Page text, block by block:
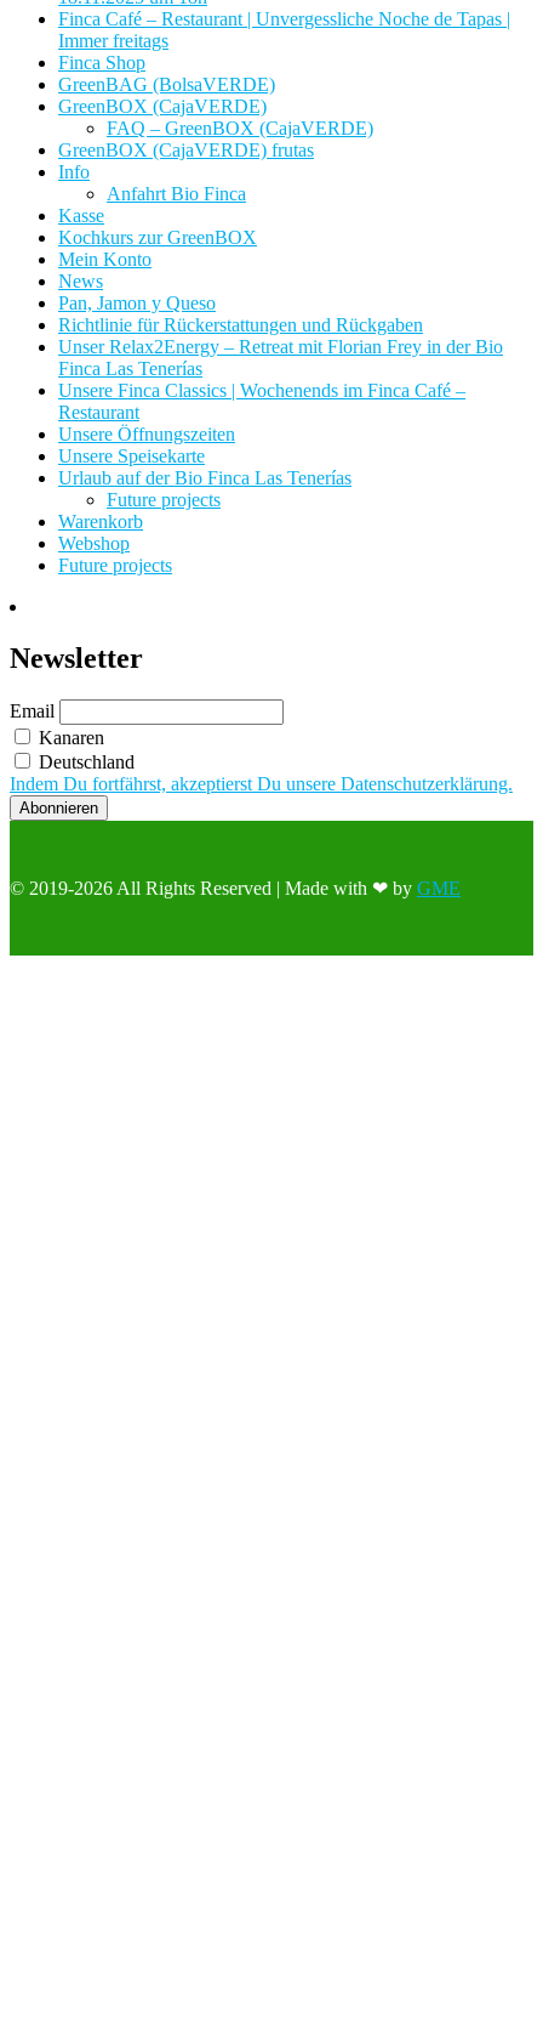
Finca Café – Restaurant | Unvergessliche Noche de Tapas |
Immer freitags
Finca Shop
GreenBAG (BolsaVERDE)
GreenBOX (CajaVERDE)
FAQ – GreenBOX (CajaVERDE)
GreenBOX (CajaVERDE) frutas
Info
Anfahrt Bio Finca
Kasse
Kochkurs zur GreenBOX
Mein Konto
News
Pan, Jamon y Queso
Richtlinie für Rückerstattungen und Rückgaben
Unser Relax2Energy – Retreat mit Florian Frey in der Bio
Finca Las Tenerías
Unsere Finca Classics | Wochenends im Finca Café –
Restaurant
Unsere Öffnungszeiten
Unsere Speisekarte
Urlaub auf der Bio Finca Las Tenerías
Future projects
Warenkorb
Webshop
Future projects
Newsletter
Email
Kanaren
Deutschland
Indem Du fortfährst, akzeptierst Du unsere Datenschutzerklärung.
© 2019-2026 All Rights Reserved | Made with ❤ by GME